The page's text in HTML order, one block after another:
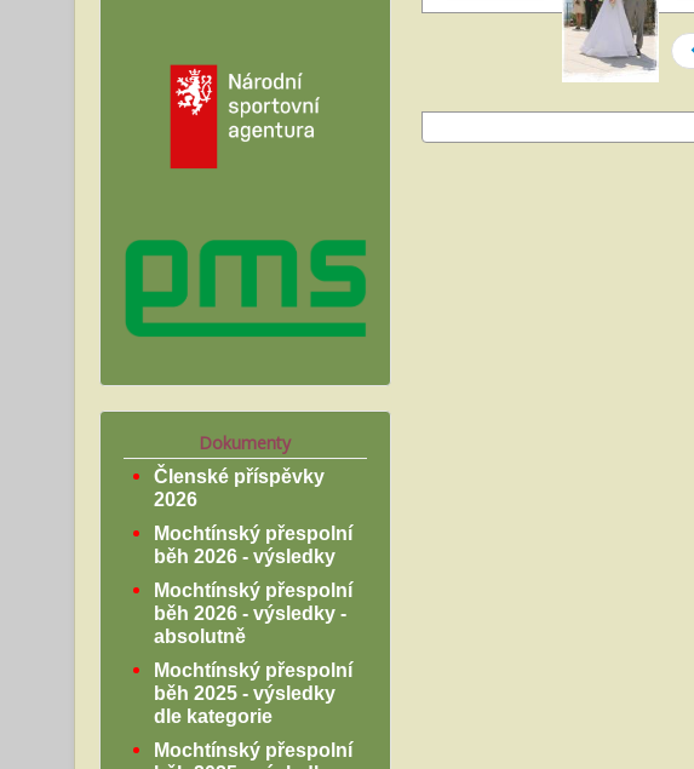
Dokumenty
Členské příspěvky
2026
Mochtínský přespolní
běh 2026 - výsledky
Mochtínský přespolní
běh 2026 - výsledky -
absolutně
Mochtínský přespolní
běh 2025 - výsledky
dle kategorie
Mochtínský přespolní